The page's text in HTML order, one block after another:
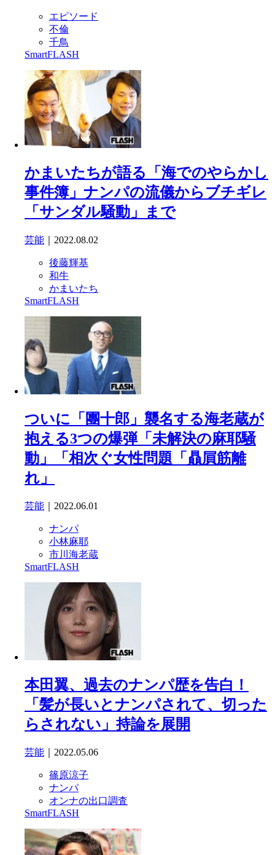
エピソード
不倫
千鳥
SmartFLASH
かまいたちが語る「海でのやらかし
事件簿」ナンパの流儀からブチギレ
「サンダル騒動」まで
芸能 ｜2022.08.02
後藤輝基
和牛
かまいたち
SmartFLASH
ついに「團十郎」襲名する海老蔵が
抱える3つの爆弾「未解決の麻耶騒
動」「相次ぐ女性問題「贔屓筋離
れ」
芸能 ｜2022.06.01
ナンパ
小林麻耶
市川海老蔵
SmartFLASH
本田翼、過去のナンパ歴を告白！
「髪が長いとナンパされて、切った
らされない」持論を展開
芸能 ｜2022.05.06
篠原涼子
ナンパ
オンナの出口調査
SmartFLASH